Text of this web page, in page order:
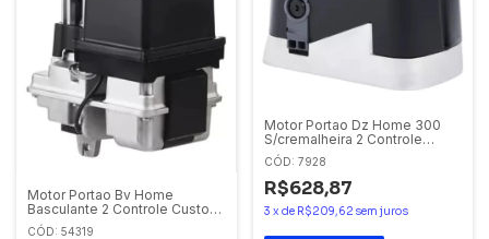
Motor Portao Bv Home
Basculante 2 Controle Custon
Analogico 220v 60hz
CÓD: 54319
Motor Portao Dz Home 300
S/cremalheira 2 Controle
Analogico Biv 60hz
CÓD: 7928
R$628,87
3 x de R$209,62 sem juros